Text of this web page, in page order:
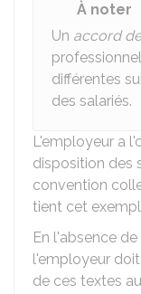
À noter
Un accord
différentes
des salariés.
L'employeur a
disposition des
convention
tient cet
En l'absence
l'employeur
de ces textes